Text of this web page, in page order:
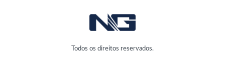
Todos os direitos reservados.